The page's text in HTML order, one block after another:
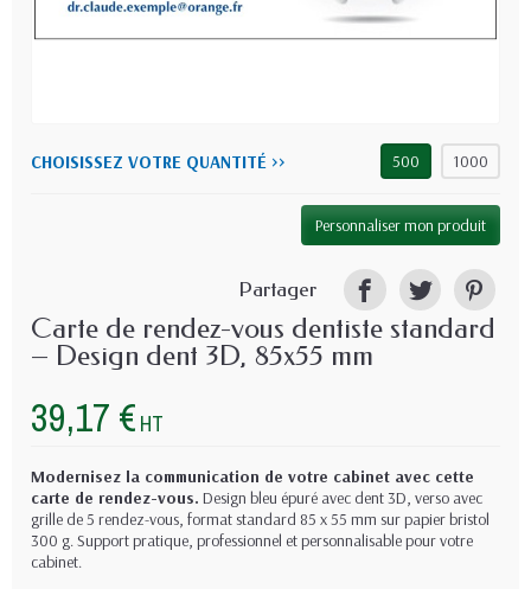
CHOISISSEZ VOTRE QUANTITÉ >> 500 1000
Personnaliser mon produit
Partager
Carte de rendez-vous dentiste standard
– Design dent 3D, 85x55 mm
39,17 € HT
Modernisez la communication de votre cabinet avec cette
carte de rendez-vous. Design bleu épuré avec dent 3D, verso avec
grille de 5 rendez-vous, format standard 85 x 55 mm sur papier bristol
300 g. Support pratique, professionnel et personnalisable pour votre
cabinet.